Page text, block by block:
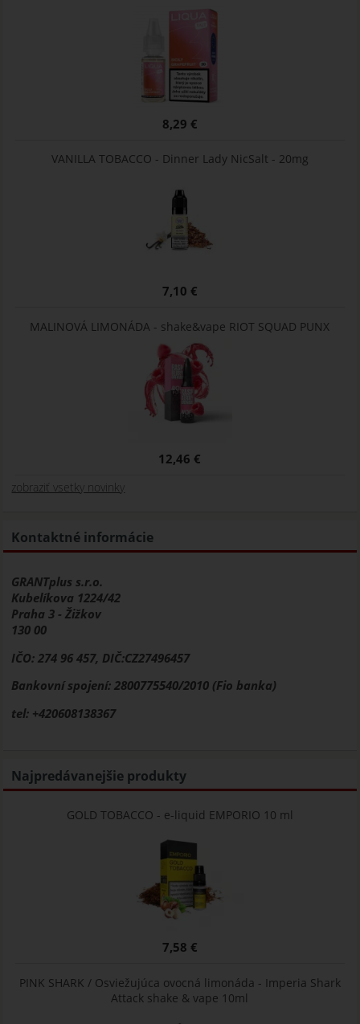
8,29 €
VANILLA TOBACCO - Dinner Lady NicSalt - 20mg
7,10 €
MALINOVÁ LIMONÁDA - shake&vape RIOT SQUAD PUNX
12,46 €
zobraziť vsetky novinky
Kontaktné informácie
GRANTplus s.r.o.
Kubelíkova 1224/42
Praha 3 - Žižkov
130 00
IČO: 274 96 457, DIČ:CZ27496457
Bankovní spojení: 2800775540/2010 (Fio banka)
tel: +420608138367
Najpredávanejšie produkty
GOLD TOBACCO - e-liquid EMPORIO 10 ml
7,58 €
PINK SHARK / Osviežujúca ovocná limonáda - Imperia Shark
Attack shake & vape 10ml